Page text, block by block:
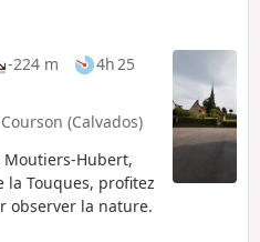
-224 m
4h 25
(Calvados)
Moutiers-Hubert,
la Touques, profitez
observer la nature.